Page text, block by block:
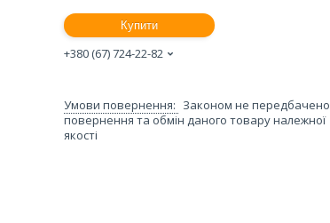
Купити
+380 (67) 724-22-82
Законом не передбачено
повернення та обмін даного товару належної
якості